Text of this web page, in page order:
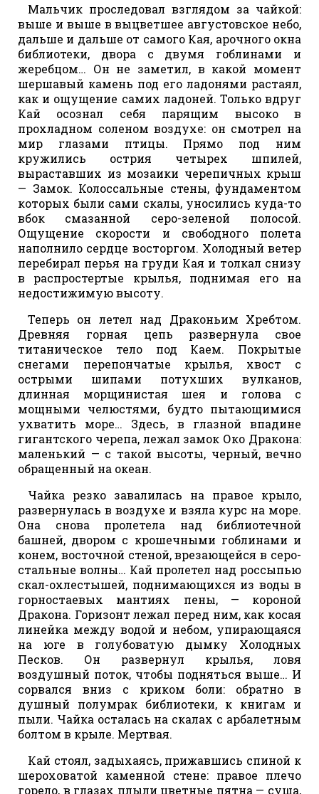
Мальчик проследовал взглядом за чайкой:
выше и выше в выцветшее августовское небо,
дальше и дальше от самого Кая, арочного окна
библиотеки, двора с двумя гоблинами и
жеребцом… Он не заметил, в какой момент
шершавый камень под его ладонями растаял,
как и ощущение самих ладоней. Только вдруг
Кай осознал себя парящим высоко в
прохладном соленом воздухе: он смотрел на
мир глазами птицы. Прямо под ним
кружились острия четырех шпилей,
выраставших из мозаики черепичных крыш
— Замок. Колоссальные стены, фундаментом
которых были сами скалы, уносились куда-то
вбок смазанной серо-зеленой полосой.
Ощущение скорости и свободного полета
наполнило сердце восторгом. Холодный ветер
перебирал перья на груди Кая и толкал снизу
в распростертые крылья, поднимая его на
недостижимую высоту.
Теперь он летел над Драконьим Хребтом.
Древняя горная цепь развернула свое
титаническое тело под Каем. Покрытые
снегами перепончатые крылья, хвост с
острыми шипами потухших вулканов,
длинная морщинистая шея и голова с
мощными челюстями, будто пытающимися
ухватить море… Здесь, в глазной впадине
гигантского черепа, лежал замок Око Дракона:
маленький — с такой высоты, черный, вечно
обращенный на океан.
Чайка резко завалилась на правое крыло,
развернулась в воздухе и взяла курс на море.
Она снова пролетела над библиотечной
башней, двором с крошечными гоблинами и
конем, восточной стеной, врезающейся в серо-
стальные волны… Кай пролетел над россыпью
скал-охлестышей, поднимающихся из воды в
горностаевых мантиях пены, — короной
Дракона. Горизонт лежал перед ним, как косая
линейка между водой и небом, упирающаяся
на юге в голубоватую дымку Холодных
Песков. Он развернул крылья, ловя
воздушный поток, чтобы подняться выше… И
сорвался вниз с криком боли: обратно в
душный полумрак библиотеки, к книгам и
пыли. Чайка осталась на скалах с арбалетным
болтом в крыле. Мертвая.
Кай стоял, задыхаясь, прижавшись спиной к
шероховатой каменной стене: правое плечо
горело, в глазах плыли цветные пятна — суша,